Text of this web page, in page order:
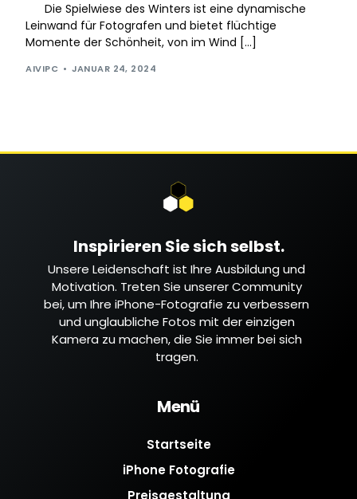
Die Spielwiese des Winters ist eine dynamische
Leinwand für Fotografen und bietet flüchtige
Momente der Schönheit, von im Wind […]
AIVIPC JANUAR 24, 2024
Inspirieren Sie sich selbst.
Unsere Leidenschaft ist Ihre Ausbildung und
Motivation. Treten Sie unserer Community
bei, um Ihre iPhone-Fotografie zu verbessern
und unglaubliche Fotos mit der einzigen
Kamera zu machen, die Sie immer bei sich
tragen.
Menü
Startseite
iPhone Fotografie
Preisgestaltung